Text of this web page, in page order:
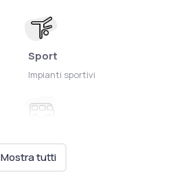
Sport
Impianti sportivi
Servizio navetta
Mostra tutti